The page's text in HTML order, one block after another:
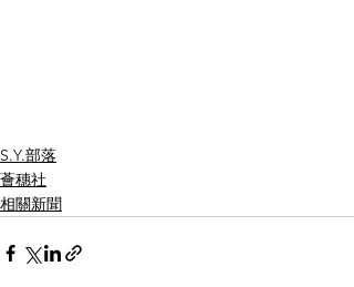
S.Y.部落
薈穗社
相關新聞